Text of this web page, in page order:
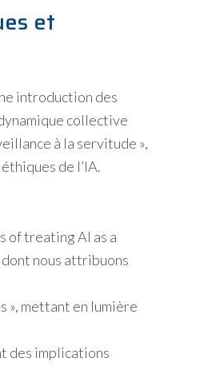
et
introduction des
collective
à la servitude »,
de l’IA.
of treating AI as a
nous attribuons
», mettant en lumière
des implications